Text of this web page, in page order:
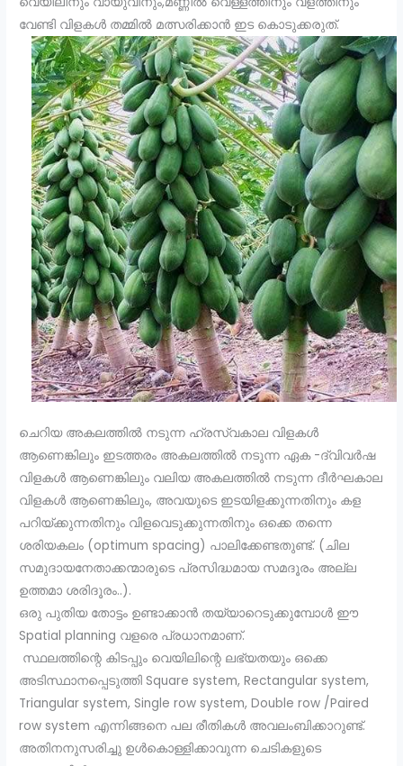
വേണ്ടി വിളകൾ തമ്മിൽ മത്സരിക്കാൻ ഇട കൊടുക്കരുത്.
ചെറിയ അകലത്തിൽ നടുന്ന ഹ്രസ്വകാല വിളകൾ
ആണെങ്കിലും ഇടത്തരം അകലത്തിൽ നടുന്ന ഏക -ദ്വിവർഷ
വിളകൾ ആണെങ്കിലും വലിയ അകലത്തിൽ നടുന്ന ദീർഘകാല
വിളകൾ ആണെങ്കിലും, അവയുടെ ഇടയിളക്കുന്നതിനും കള
പറിയ്ക്കുന്നതിനും വിളവെടുക്കുന്നതിനും ഒക്കെ തന്നെ
ശരിയകലം (optimum spacing) പാലിക്കേണ്ടതുണ്ട്. (ചില
സമുദായനേതാക്കന്മാരുടെ പ്രസിദ്ധമായ സമദൂരം അല്ല
ഉത്തമാ ശരിദൂരം..).
ഒരു പുതിയ തോട്ടം ഉണ്ടാക്കാൻ തയ്യാറെടുക്കുമ്പോൾ ഈ
Spatial planning വളരെ പ്രധാനമാണ്.
സ്ഥലത്തിന്റെ കിടപ്പും വെയിലിന്റെ ലഭ്യതയും ഒക്കെ
അടിസ്ഥാനപ്പെടുത്തി Square system, Rectangular system,
Triangular system, Single row system, Double row /Paired
row system എന്നിങ്ങനെ പല രീതികൾ അവലംബിക്കാറുണ്ട്.
അതിനനുസരിച്ചു ഉൾകൊള്ളിക്കാവുന്ന ചെടികളുടെ